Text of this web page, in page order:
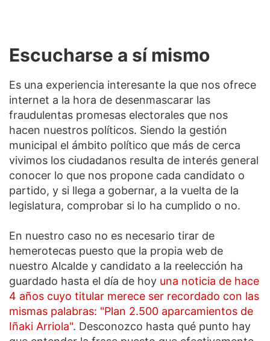
Escucharse a sí mismo
Es una experiencia interesante la que nos ofrece
internet a la hora de desenmascarar las
fraudulentas promesas electorales que nos
hacen nuestros políticos. Siendo la gestión
municipal el ámbito político que más de cerca
vivimos los ciudadanos resulta de interés general
conocer lo que nos propone cada candidato o
partido, y si llega a gobernar, a la vuelta de la
legislatura, comprobar si lo ha cumplido o no.
En nuestro caso no es necesario tirar de
hemerotecas puesto que la propia web de
nuestro Alcalde y candidato a la reelección ha
guardado hasta el día de hoy una noticia de hace
4 años cuyo titular merece ser recordado con las
mismas palabras: "Plan 2.500 aparcamientos de
Iñaki Arriola". Desconozco hasta qué punto hay